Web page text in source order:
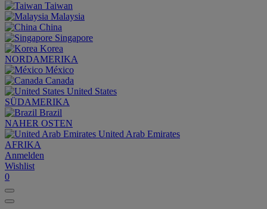
Taiwan
Malaysia
China
Singapore
Korea
NORDAMERIKA
México
Canada
United States
SÜDAMERIKA
Brazil
NAHER OSTEN
United Arab Emirates
AFRIKA
Anmelden
Wishlist
0